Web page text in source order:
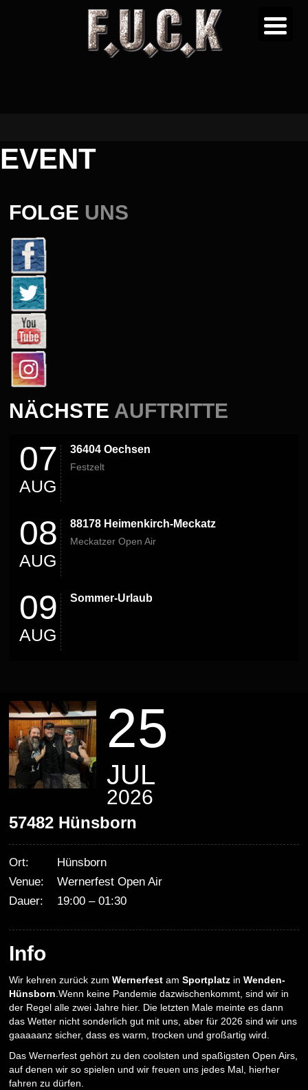
EVENT
FOLGE UNS
NÄCHSTE AUFTRITTE
07
AUG
36404 Oechsen
Festzelt
08
AUG
88178 Heimenkirch-Meckatz
Meckatzer Open Air
09
AUG
Sommer-Urlaub
25
JUL
2026
57482 Hünsborn
Ort:
Hünsborn
Venue:
Wernerfest Open Air
Dauer:
19:00 – 01:30
Info
Wir kehren zurück zumWernerfest amSportplatz inWenden-
Hünsborn.Wenn keine Pandemie dazwischenkommt, sind wir in
der Regel alle zwei Jahre hier. Die letzten Male meinte es dann
das Wetter nicht sonderlich gut mit uns, aber für 2026 sind wir uns
gaaaaanz sicher, dass es warm, trocken und großartig wird.
Das Wernerfest gehört zu den coolsten und spaßigsten Open Airs,
auf denen wir so spielen und wir freuen uns jedes Mal, hierher
fahren zu dürfen.